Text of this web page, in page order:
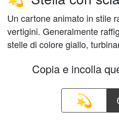
Un cartone animato in stile
vertigini. Generalmente
stelle di colore giallo,
Copia e incolla